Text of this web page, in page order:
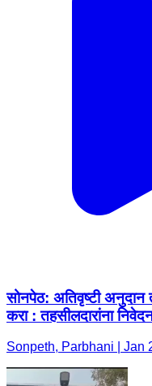
सोनपेठ: अतिवृष्टी अनुदान
करा : तहसीलदारांना
Sonpeth, Parbhani | Jan